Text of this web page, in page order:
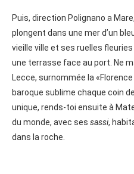
Puis, direction Polignano a
plongent dans une mer d’un
vieille ville et ses ruelles
une terrasse face au port. Ne
Lecce, surnommée la
baroque sublime chaque coin
unique, rends-toi ensuite à
du monde, avec ses sassi,
dans la roche.